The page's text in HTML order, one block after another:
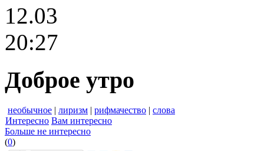
12.03
20:27
Доброе утро
необычное | лиризм | рифмачество | слова
Интересно Вам интересно
Больше не интересно
(0)